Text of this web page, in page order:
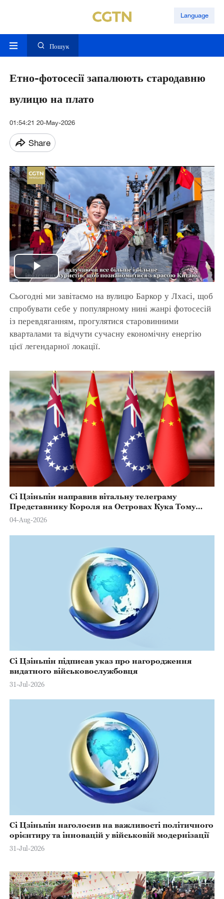
Language
Пошук
Етно-фотосесії запалюють стародавню
вулицю на плато
01:54:21 20-May-2026
Share
Play
Video
Сьогодні ми завітаємо на вулицю Баркор у Лхасі, щоб
спробувати себе у популярному нині жанрі фотосесій
із перевдяганням, прогулятися старовинними
кварталами та відчути сучасну економічну енергію
цієї легендарної локації.
Сі Цзіньпін направив вітальну телеграму
Представнику Короля на Островах Кука Тому
Марстерсу з нагоди Дня Конституції
04-Aug-2026
Сі Цзіньпін підписав указ про нагородження
видатного військовослужбовця
31-Jul-2026
Сі Цзіньпін наголосив на важливості політичного
орієнтиру та інновацій у військовій модернізації
31-Jul-2026